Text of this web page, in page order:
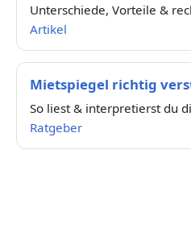
Unterschiede, Vorteile &
Artikel
Mietspiegel richtig
So liest & interpretierst du
Ratgeber